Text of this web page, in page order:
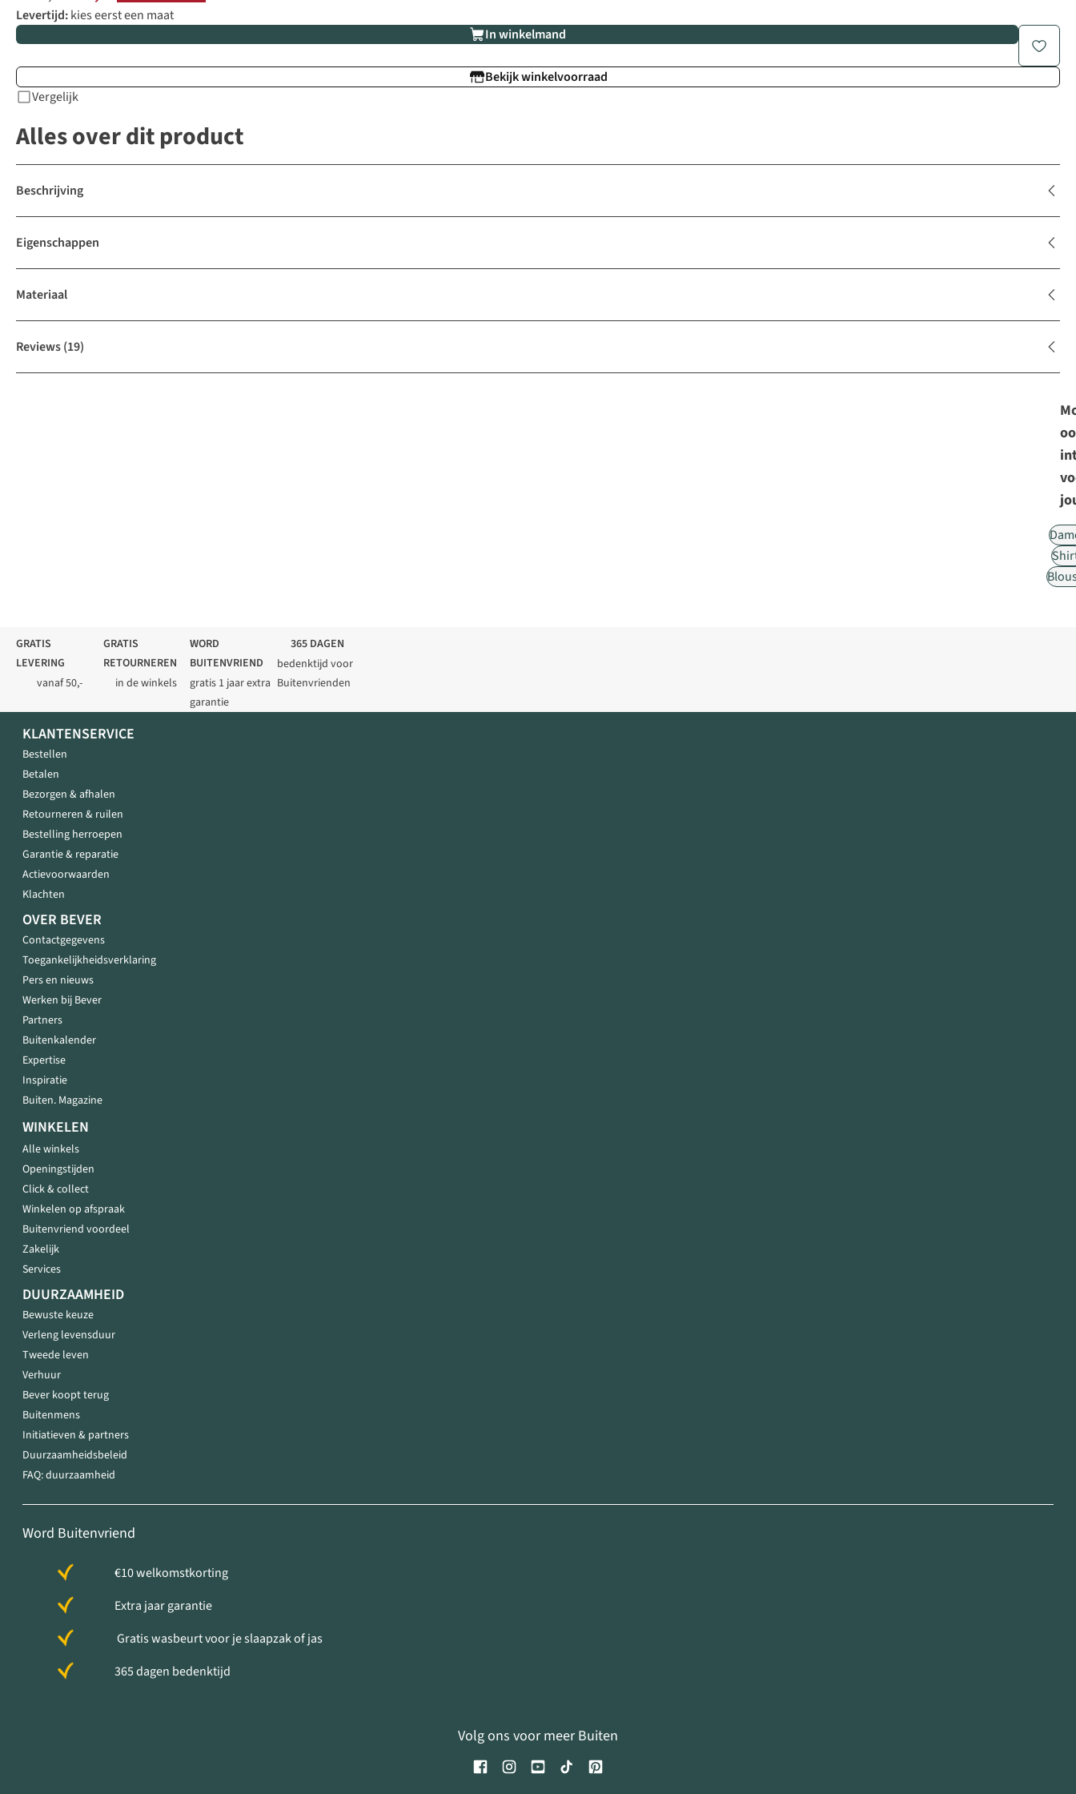
Levertijd:kies eerst een maat
In winkelmand
Bekijk winkelvoorraad
Vergelijk
Alles over dit product
Beschrijving
Eigenschappen
Materiaal
Reviews(19)
GRATIS
LEVERING
vanaf 50,-
GRATIS
RETOURNEREN
in de winkels
WORD
BUITENVRIEND
gratis 1 jaar extra
garantie
365 DAGEN
bedenktijd voor
Buitenvrienden
KLANTENSERVICE
Bestellen
Betalen
Bezorgen & afhalen
Retourneren & ruilen
Bestelling herroepen
Garantie & reparatie
Actievoorwaarden
Klachten
OVER BEVER
Contactgegevens
Toegankelijkheidsverklaring
Pers en nieuws
Werken bij Bever
Partners
Buitenkalender
Expertise
Inspiratie
Buiten. Magazine
WINKELEN
Alle winkels
Openingstijden
Click & collect
Winkelen op afspraak
Buitenvriend voordeel
Zakelijk
Services
DUURZAAMHEID
Bewuste keuze
Verleng levensduur
Tweede leven
Verhuur
Bever koopt terug
Buitenmens
Initiatieven & partners
Duurzaamheidsbeleid
FAQ: duurzaamheid
Word Buitenvriend
€10 welkomstkorting
Extra jaar garantie
Gratis wasbeurt voor je slaapzak of jas
365 dagen bedenktijd
Volg ons voor meer Buiten